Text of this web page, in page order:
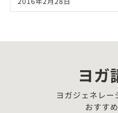
ヨガ
ヨガジェネレー
おすす